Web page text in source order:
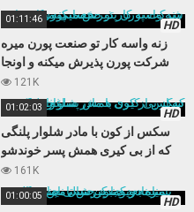
HD
01:11:46
زنه واسه کار تو صنعت پورن میره
شرکت پورن پذیرش میکنه و اونجا
حسابی میکننش
121K
HD
01:02:03
سکس از کون با مادر شلوار پلنگی
که از بی کیری همش پسر خوندشو
اغوا میکنه
161K
HD
01:00:05